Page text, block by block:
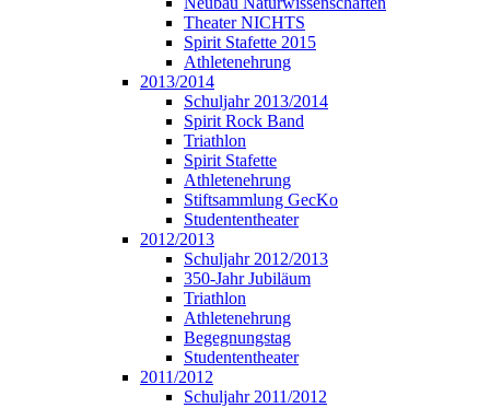
Theater NICHTS
Spirit Stafette 2015
Athletenehrung
2013/2014
Schuljahr 2013/2014
Spirit Rock Band
Triathlon
Spirit Stafette
Athletenehrung
Stiftsammlung GecKo
Studententheater
2012/2013
Schuljahr 2012/2013
350-Jahr Jubiläum
Triathlon
Athletenehrung
Begegnungstag
Studententheater
2011/2012
Schuljahr 2011/2012